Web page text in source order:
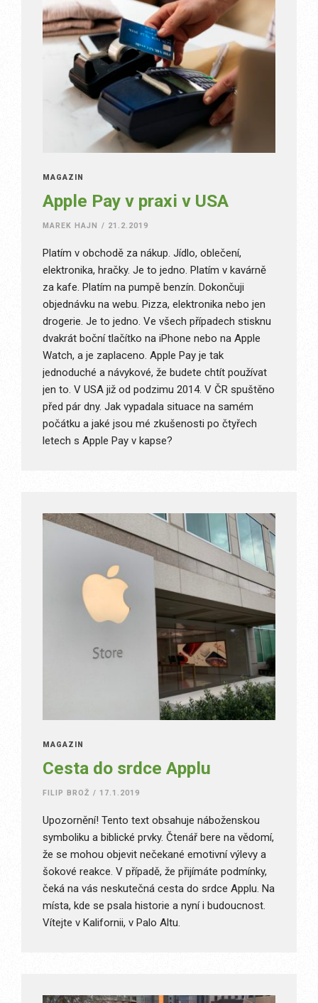
MAGAZÍN
Apple Pay v praxi v USA
MAREK HAJN / 21.2.2019
Platím v obchodě za nákup. Jídlo, oblečení,
elektronika, hračky. Je to jedno. Platím v kavárně
za kafe. Platím na pumpě benzín. Dokončuji
objednávku na webu. Pizza, elektronika nebo jen
drogerie. Je to jedno. Ve všech případech stisknu
dvakrát boční tlačítko na iPhone nebo na Apple
Watch, a je zaplaceno. Apple Pay je tak
jednoduché a návykové, že budete chtít používat
jen to. V USA již od podzimu 2014. V ČR spuštěno
před pár dny. Jak vypadala situace na samém
počátku a jaké jsou mé zkušenosti po čtyřech
letech s Apple Pay v kapse?
MAGAZÍN
Cesta do srdce Applu
FILIP BROŽ / 17.1.2019
Upozornění! Tento text obsahuje náboženskou
symboliku a biblické prvky. Čtenář bere na vědomí,
že se mohou objevit nečekané emotivní výlevy a
šokové reakce. V případě, že přijímáte podmínky,
čeká na vás neskutečná cesta do srdce Applu. Na
místa, kde se psala historie a nyní i budoucnost.
Vítejte v Kalifornii, v Palo Altu.